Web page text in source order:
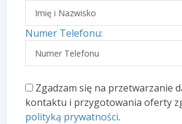
Numer Telefonu:
Zgadzam się na przetwarzanie
kontaktu i przygotowania oferty
polityką prywatności.